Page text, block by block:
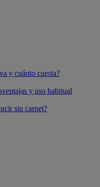
y cuánto cuesta?
y uso habitual
sin carnet?